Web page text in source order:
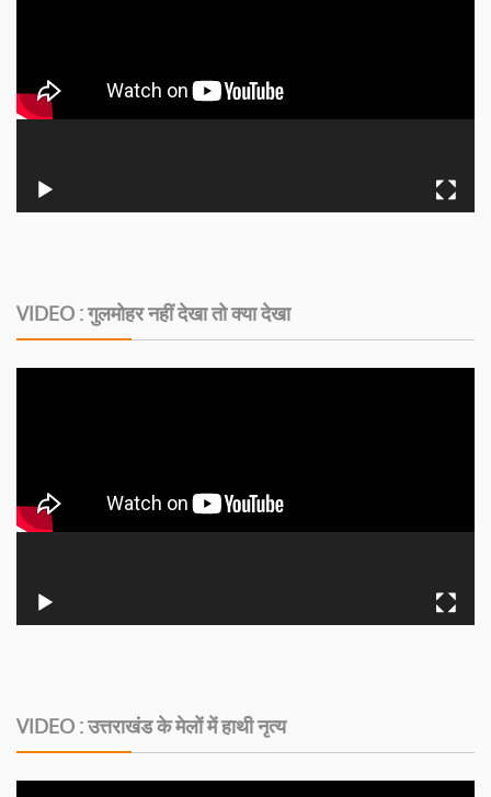
VIDEO : गुलमोहर नहीं देखा तो क्या देखा
VIDEO : उत्तराखंड के मेलों में हाथी नृत्य